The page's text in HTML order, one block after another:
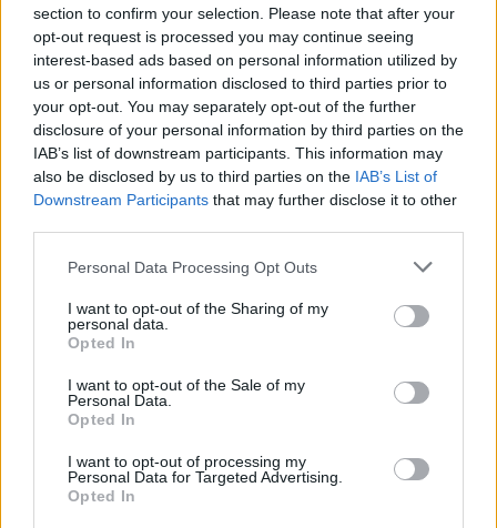
section to confirm your selection. Please note that after your
opt-out request is processed you may continue seeing
interest-based ads based on personal information utilized by
us or personal information disclosed to third parties prior to
your opt-out. You may separately opt-out of the further
disclosure of your personal information by third parties on the
IAB’s list of downstream participants. This information may
also be disclosed by us to third parties on the IAB’s List of
Downstream Participants that may further disclose it to other
Personal Data Processing Opt Outs
I want to opt-out of the Sharing of my
personal data.
Opted In
I want to opt-out of the Sale of my
Personal Data.
Opted In
I want to opt-out of processing my
Personal Data for Targeted Advertising.
Opted In
Ok, u ovome možda postoji nešto… Ljudi obično do tih
godina odluče da žele da sačuvaju svoj sluh i da je bolje za
njihovo zdravlje da zaspe pre 11 sati uveče. Uostalom, ni ne
postoji mesto na koje bi ljudi od 45 godina izašli da
đuskaju!
Muzički festivali su prošlost za vas ako imate 45 godina
Milenijalci koji su popunjavali anketu bi trebalo da imaju
više poštovanja za generaciju koja je osnovala muzičke
festivale koje oni danas posećuju. To je generacija koja je
Sa 40 tehnologija je prošlost za vas
Navodno mlađa populacija smatra da ljudi stariji od 47.
godina ne bi trebalo da imaju nalog na Tviteru i da bi svi